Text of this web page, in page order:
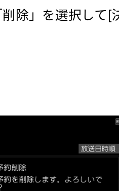
除」を選択して[